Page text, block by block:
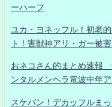
ーハーフ
ユカ・ヨネッフル！初老
ト！害獣神アリ・ガー被
おネコさん的まとめ速報
ンタルメンヘラ電波中年
スケバン！デカッフルま